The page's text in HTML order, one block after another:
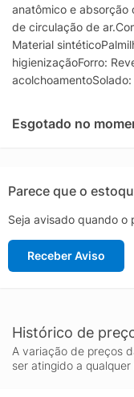
anatômico e absorção
de circulação de
Material
higienizaçãoForro:
CasualOrigem:
ElásticoPeso
Esgotado no
Parece que o
Seja avisado quando o
Receber Aviso
Histórico de
A variação de preços
ser atingido a qualquer